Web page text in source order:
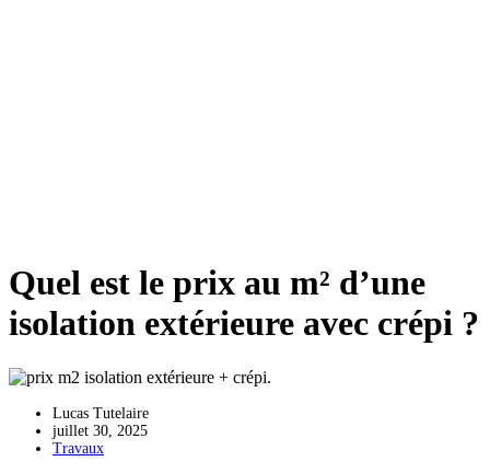
Quel est le prix au m² d’une
isolation extérieure avec crépi ?
Lucas Tutelaire
juillet 30, 2025
Travaux